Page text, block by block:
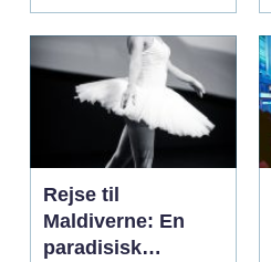
Rejse til
Maldiverne: En
paradisisk